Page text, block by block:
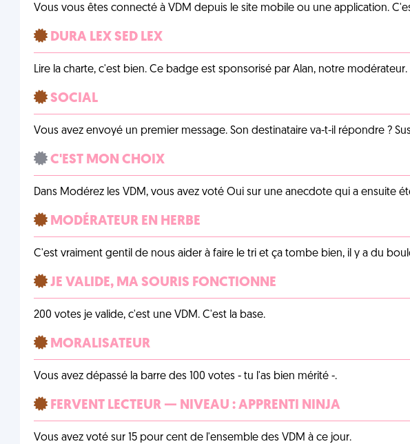
Vous vous êtes connecté à VDM depuis le site mobile ou une application.
DURA LEX SED LEX
Lire la charte, c'est bien. Ce badge est sponsorisé par Alan, notre modérateur.
SOCIAL
Vous avez envoyé un premier message. Son destinataire va-t-il répondre ?
C'EST MON CHOIX
Dans Modérez les VDM, vous avez voté Oui sur une anecdote qui a ensuite
MODÉRATEUR EN HERBE
C'est vraiment gentil de nous aider à faire le tri et ça tombe bien, il y a du
JE VALIDE, MA SOURIS FONCTIONNE
200 votes je valide, c'est une VDM. C'est la base.
MORALISATEUR
Vous avez dépassé la barre des 100 votes - tu l'as bien mérité -.
FERVENT LECTEUR — NIVEAU : APPRENTI NINJA
Vous avez voté sur 15 pour cent de l'ensemble des VDM à ce jour.